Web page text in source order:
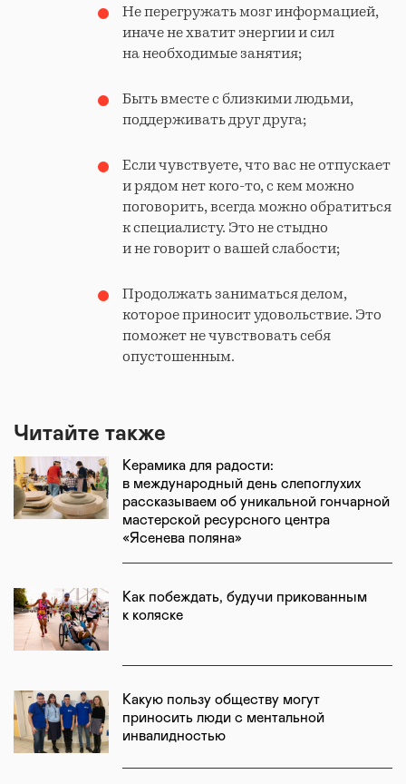
Не перегружать мозг информацией,
иначе не хватит энергии и сил
на необходимые занятия;
Быть вместе с близкими людьми,
поддерживать друг друга;
Если чувствуете, что вас не отпускает
и рядом нет кого-то, с кем можно
поговорить, всегда можно обратиться
к специалисту. Это не стыдно
и не говорит о вашей слабости;
Продолжать заниматься делом,
которое приносит удовольствие. Это
поможет не чувствовать себя
опустошенным.
Читайте также
Керамика для радости:
в международный день слепоглухих
рассказываем об уникальной гончарной
мастерской ресурсного центра
«Ясенева поляна»
Как побеждать, будучи прикованным
к коляске
Какую пользу обществу могут
приносить люди с ментальной
инвалидностью